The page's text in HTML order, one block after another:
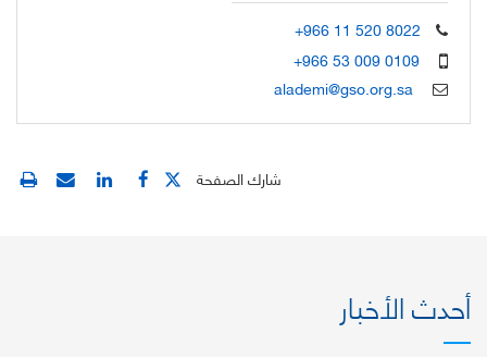
+966 11 520 8022
+966 53 009 0109
alademi@gso.org.sa
شارك الصفحة
أحدث الأخبار